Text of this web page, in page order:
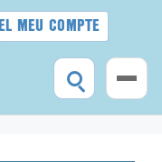
EL MEU COMPTE